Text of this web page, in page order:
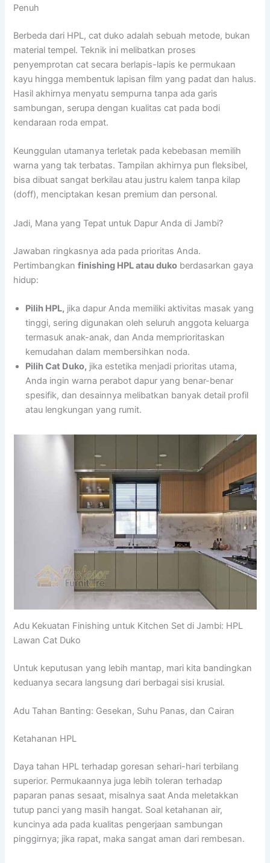
Penuh
Berbeda dari HPL, cat duko adalah sebuah metode, bukan
material tempel. Teknik ini melibatkan proses
penyemprotan cat secara berlapis-lapis ke permukaan
kayu hingga membentuk lapisan film yang padat dan halus.
Hasil akhirnya menyatu sempurna tanpa ada garis
sambungan, serupa dengan kualitas cat pada bodi
kendaraan roda empat.
Keunggulan utamanya terletak pada kebebasan memilih
warna yang tak terbatas. Tampilan akhirnya pun fleksibel,
bisa dibuat sangat berkilau atau justru kalem tanpa kilap
(doff), menciptakan kesan premium dan personal.
Jadi, Mana yang Tepat untuk Dapur Anda di Jambi?
Jawaban ringkasnya ada pada prioritas Anda.
Pertimbangkanfinishing HPL atau duko berdasarkan gaya
hidup:
Pilih HPL, jika dapur Anda memiliki aktivitas masak yang
tinggi, sering digunakan oleh seluruh anggota keluarga
termasuk anak-anak, dan Anda memprioritaskan
kemudahan dalam membersihkan noda.
Pilih Cat Duko, jika estetika menjadi prioritas utama,
Anda ingin warna perabot dapur yang benar-benar
spesifik, dan desainnya melibatkan banyak detail profil
atau lengkungan yang rumit.
Adu Kekuatan Finishing untuk Kitchen Set di Jambi: HPL
Lawan Cat Duko
Untuk keputusan yang lebih mantap, mari kita bandingkan
keduanya secara langsung dari berbagai sisi krusial.
Adu Tahan Banting: Gesekan, Suhu Panas, dan Cairan
Ketahanan HPL
Daya tahan HPL terhadap goresan sehari-hari terbilang
superior. Permukaannya juga lebih toleran terhadap
paparan panas sesaat, misalnya saat Anda meletakkan
tutup panci yang masih hangat. Soal ketahanan air,
kuncinya ada pada kualitas pengerjaan sambungan
pinggirnya; jika rapat, maka sangat aman dari rembesan.